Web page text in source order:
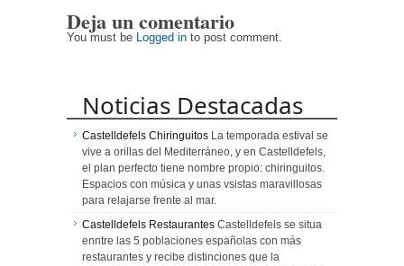
Deja un comentario
You must be Logged in to post comment.
Noticias Destacadas
Castelldefels Chiringuitos La temporada estival se
vive a orillas del Mediterráneo, y en Castelldefels,
el plan perfecto tiene nombre propio: chiringuitos.
Espacios con música y unas vsistas maravillosas
para relajarse frente al mar.
Castelldefels Restaurantes Castelldefels se situa
enntre las 5 poblaciones españolas con más
restaurantes y recibe distinciones que la